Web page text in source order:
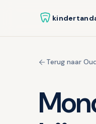
Terug naar